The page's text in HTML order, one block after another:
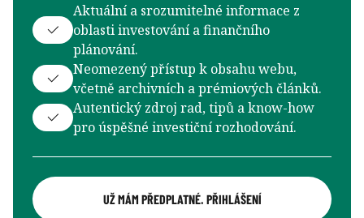
Aktuální a srozumitelné informace z
oblasti investování a finančního
plánování.
Neomezený přístup k obsahu webu,
včetně archivních a prémiových článků.
Autentický zdroj rad, tipů a know-how
pro úspěšné investiční rozhodování.
UŽ MÁM PŘEDPLATNÉ. PŘIHLÁŠENÍ